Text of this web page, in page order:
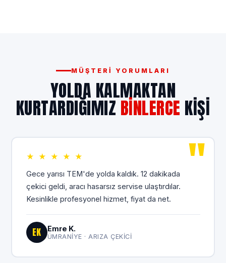
MÜŞTERI YORUMLARI
YOLDA KALMAKTAN
KURTARDIĞIMIZ BINLERCE KIŞI
★ ★ ★ ★ ★
Gece yarısı TEM'de yolda kaldık. 12 dakikada
çekici geldi, aracı hasarsız servise ulaştırdılar.
Kesinlikle profesyonel hizmet, fiyat da net.
EK Emre K.
ÜMRANIYE · ARIZA ÇEKICI